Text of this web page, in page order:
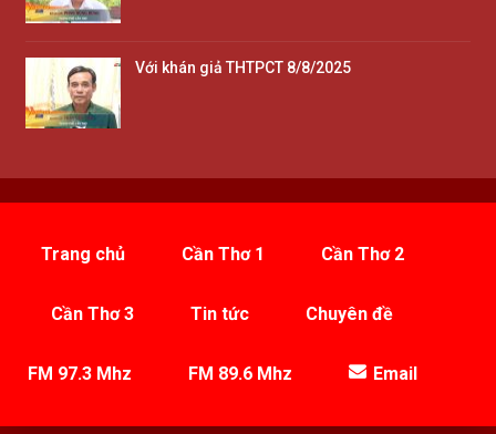
Với khán giả THTPCT 8/8/2025
Trang chủ Cần Thơ 1 Cần Thơ 2
Cần Thơ 3 Tin tức Chuyên đề
FM 97.3 Mhz FM 89.6 Mhz Email